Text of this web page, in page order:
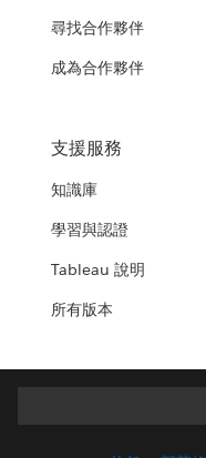
尋找合作夥伴
成為合作夥伴
支援服務
知識庫
學習與認證
Tableau 說明
所有版本